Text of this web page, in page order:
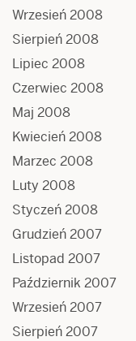
Wrzesień 2008
Sierpień 2008
Lipiec 2008
Czerwiec 2008
Maj 2008
Kwiecień 2008
Marzec 2008
Luty 2008
Styczeń 2008
Grudzień 2007
Listopad 2007
Październik 2007
Wrzesień 2007
Sierpień 2007